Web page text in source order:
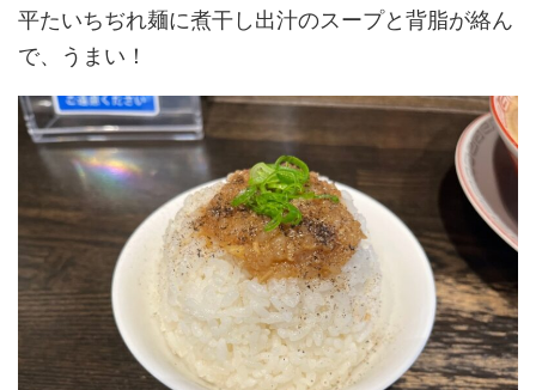
平たいちぢれ麺に煮干し出汁のスープと背脂が絡ん
で、うまい！